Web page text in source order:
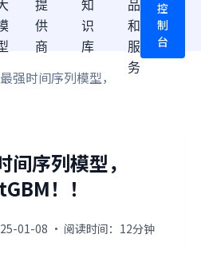
提
供
商
知
识
库
品
和
服
务
控
制
台
强时间序列模型，
间序列模型，
！！
01-08 · 阅读时间：12分钟